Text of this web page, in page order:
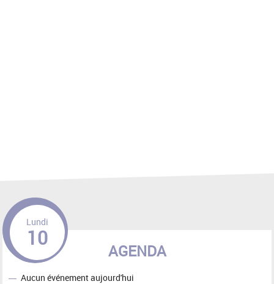
AGENDA
Lundi
10
Aucun événement aujourd'hui